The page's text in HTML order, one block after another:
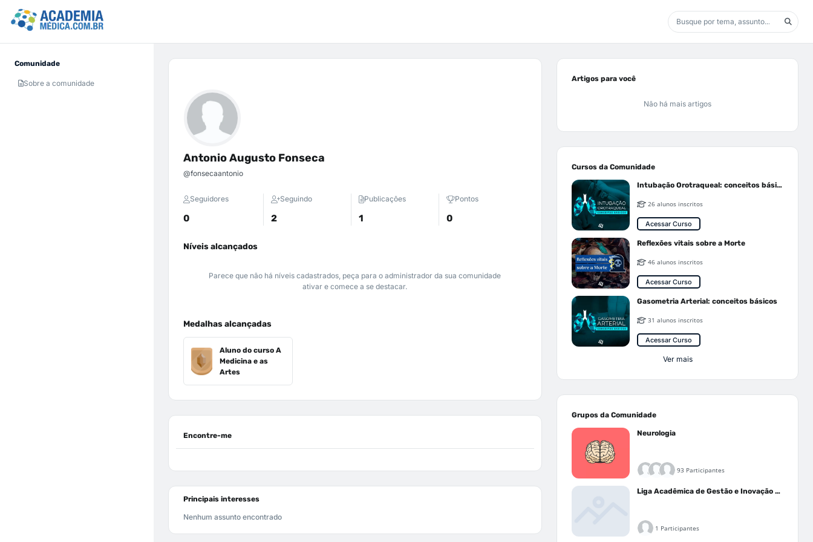
Comunidade
Sobre a comunidade
Antonio Augusto Fonseca
@fonsecaantonio
Seguidores
0
Seguindo
2
Publicações
1
Pontos
0
Níveis alcançados
Parece que não há níveis cadastrados, peça para o administrador da sua comunidade
ativar e comece a se destacar.
Medalhas alcançadas
Aluno do curso A
Medicina e as
Artes
Encontre-me
Principais interesses
Nenhum assunto encontrado
Artigos para você
Não há mais artigos
Cursos da Comunidade
Intubação Orotraqueal: conceitos básicos
26 alunos inscritos
Acessar Curso
Reflexões vitais sobre a Morte
46 alunos inscritos
Acessar Curso
Gasometria Arterial: conceitos básicos
31 alunos inscritos
Acessar Curso
Ver mais
Grupos da Comunidade
Neurologia
93 Participantes
Liga Acadêmica de Gestão e Inovação Médica - LAGIM
1 Participantes